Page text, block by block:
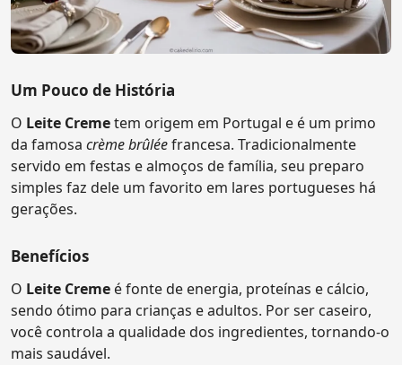
Um Pouco de História
O Leite Cremetem origem em Portugal e é um primo
da famosa crème brûléefrancesa. Tradicionalmente
servido em festas e almoços de família, seu preparo
simples faz dele um favorito em lares portugueses há
gerações.
Benefícios
O Leite Creme é fonte de energia, proteínas e cálcio,
sendo ótimo para crianças e adultos. Por ser caseiro,
você controla a qualidade dos ingredientes, tornando-o
mais saudável.